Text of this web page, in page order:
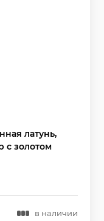
латунь,
с золотом
в наличии